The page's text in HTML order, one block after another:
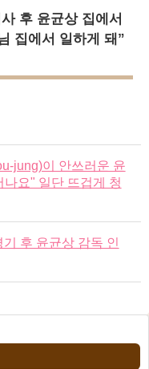
후 윤균상 집에서
집에서 일하게 돼”
jung)이 안쓰러운 윤
요" 일단 뜨겁게 청
후 윤균상 감독 인